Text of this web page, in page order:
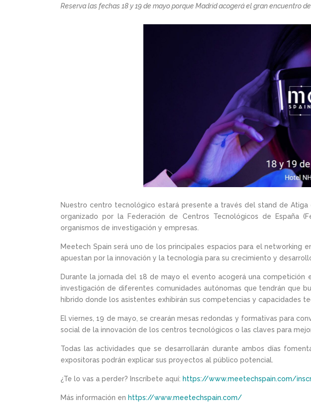
Reserva las fechas 18 y 19 de mayo porque Madrid acogerá el gran encuentro
Nuestro centro tecnológico estará presente a través del stand de Atiga
organizado por la Federación de Centros Tecnológicos de España
organismos de investigación y empresas.
Meetech Spain será uno de los principales espacios para el
apuestan por la innovación y la tecnología para su crecimiento y
Durante la jornada del 18 de mayo el evento acogerá una
investigación de diferentes comunidades autónomas que tendrán que
híbrido donde los asistentes exhibirán sus competencias y capacidades
El viernes, 19 de mayo, se crearán mesas redondas y formativas para
social de la innovación de los centros tecnológicos o las claves para
Todas las actividades que se desarrollarán durante ambos días
expositoras podrán explicar sus proyectos al público potencial.
¿Te lo vas a perder? Inscríbete aquí: https://www.meetechspain.com/
Más información en https://www.meetechspain.com/